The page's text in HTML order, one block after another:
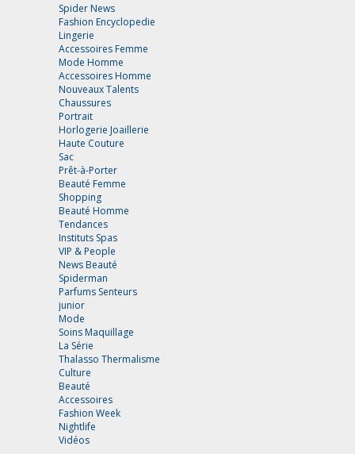
Spider News
Fashion Encyclopedie
Lingerie
Accessoires Femme
Mode Homme
Accessoires Homme
Nouveaux Talents
Chaussures
Portrait
Horlogerie Joaillerie
Haute Couture
Sac
Prêt-à-Porter
Beauté Femme
Shopping
Beauté Homme
Tendances
Instituts Spas
VIP & People
News Beauté
Spiderman
Parfums Senteurs
junior
Mode
Soins Maquillage
La Série
Thalasso Thermalisme
Culture
Beauté
Accessoires
Fashion Week
Nightlife
Vidéos